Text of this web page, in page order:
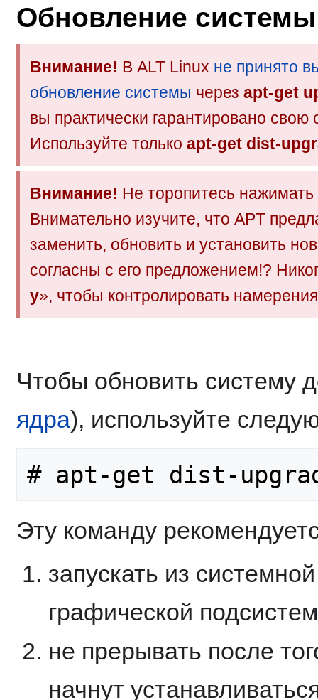
Обновление системы
Внимание! В ALT Linux не принято
обновление системы через apt-get
вы практически гарантировано свою
Используйте только apt-get dist-
Внимание! Не торопитесь нажимать
Внимательно изучите, что APT
заменить, обновить и установить
согласны с его предложением!?
y», чтобы контролировать
Чтобы обновить систему
ядра), используйте
Эту команду
запускать из
графической
не прерывать после
начнут